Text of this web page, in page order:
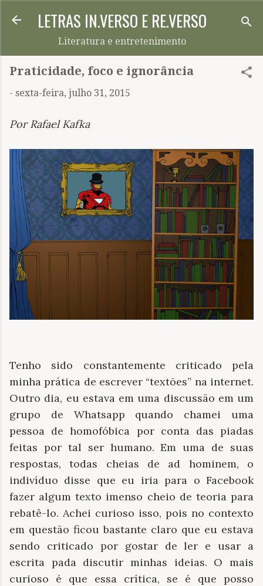
Pular para o conteúdo principal
LETRAS IN.VERSO E RE.VERSO
Literatura e entretenimento
Praticidade, foco e ignorância
- sexta-feira, julho 31, 2015
Por Rafael Kafka
Tenho sido constantemente criticado pela
minha prática de escrever “textões” na internet.
Outro dia, eu estava em uma discussão em um
grupo de Whatsapp quando chamei uma
pessoa de homofóbica por conta das piadas
feitas por tal ser humano. Em uma de suas
respostas, todas cheias de ad hominem, o
indivíduo disse que eu iria para o Facebook
fazer algum texto imenso cheio de teoria para
rebatê-lo. Achei curioso isso, pois no contexto
em questão ficou bastante claro que eu estava
sendo criticado por gostar de ler e usar a
escrita pada discutir minhas ideias. O mais
curioso é que essa crítica, se é que posso